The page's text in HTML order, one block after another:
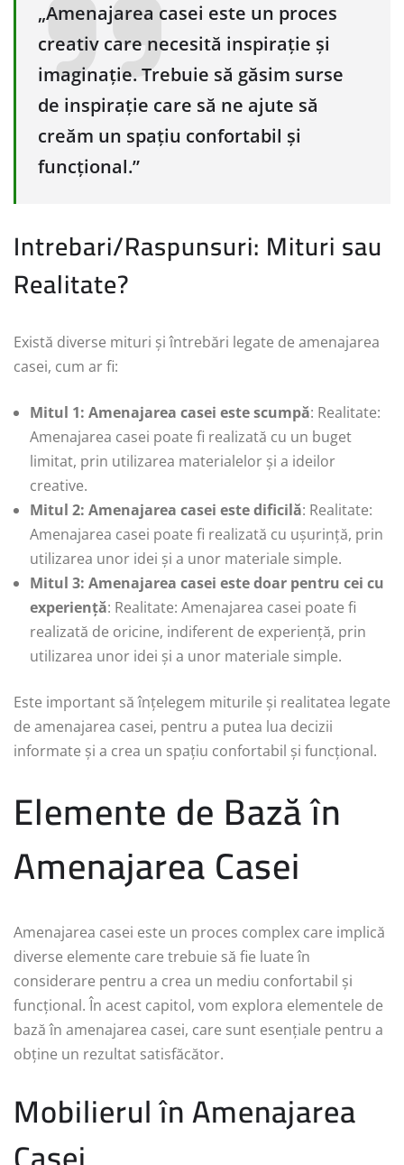
„Amenajarea casei este un proces
creativ care necesită inspirație și
imaginație. Trebuie să găsim surse
de inspirație care să ne ajute să
creăm un spațiu confortabil și
funcțional.”
Intrebari/Raspunsuri: Mituri sau
Realitate?
Există diverse mituri și întrebări legate de amenajarea
casei, cum ar fi:
Mitul 1: Amenajarea casei este scumpă: Realitate:
Amenajarea casei poate fi realizată cu un buget
limitat, prin utilizarea materialelor și a ideilor
creative.
Mitul 2: Amenajarea casei este dificilă: Realitate:
Amenajarea casei poate fi realizată cu ușurință, prin
utilizarea unor idei și a unor materiale simple.
Mitul 3: Amenajarea casei este doar pentru cei cu
experiență: Realitate: Amenajarea casei poate fi
realizată de oricine, indiferent de experiență, prin
utilizarea unor idei și a unor materiale simple.
Este important să înțelegem miturile și realitatea legate
de amenajarea casei, pentru a putea lua decizii
informate și a crea un spațiu confortabil și funcțional.
Elemente de Bază în
Amenajarea Casei
Amenajarea casei este un proces complex care implică
diverse elemente care trebuie să fie luate în
considerare pentru a crea un mediu confortabil și
funcțional. În acest capitol, vom explora elementele de
bază în amenajarea casei, care sunt esențiale pentru a
obține un rezultat satisfăcător.
Mobilierul în Amenajarea